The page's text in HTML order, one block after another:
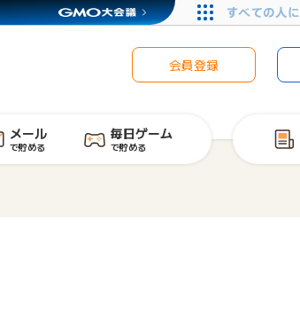
会員登録
メール
で貯める
毎日ゲーム
で貯める